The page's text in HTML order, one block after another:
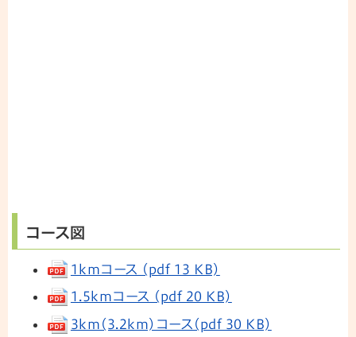
コース図
1kmコース (pdf 13 KB)
1.5kmコース (pdf 20 KB)
3km(3.2km)コース(pdf 30 KB)